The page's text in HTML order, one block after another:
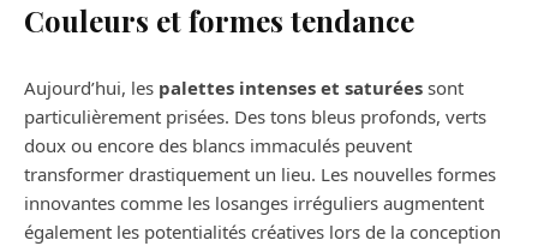
Couleurs et formes tendance
Aujourd’hui, les palettes intenses et saturées sont
particulièrement prisées. Des tons bleus profonds, verts
doux ou encore des blancs immaculés peuvent
transformer drastiquement un lieu. Les nouvelles formes
innovantes comme les losanges irréguliers augmentent
également les potentialités créatives lors de la conception